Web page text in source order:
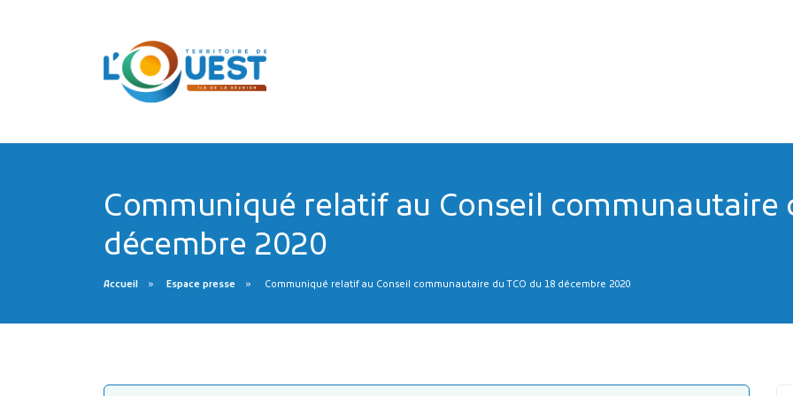
Communiqué relatif au Conseil communautaire
décembre 2020
Accueil Espace presse Communiqué relatif au Conseil communautaire du TCO du 18 décembre 2020